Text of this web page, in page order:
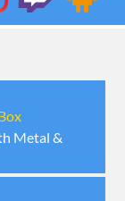
Metal &